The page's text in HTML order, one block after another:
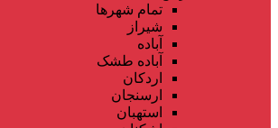
تمام شهر‌ها
شیراز
آباده
آباده طشک
اردکان
ارسنجان
استهبان